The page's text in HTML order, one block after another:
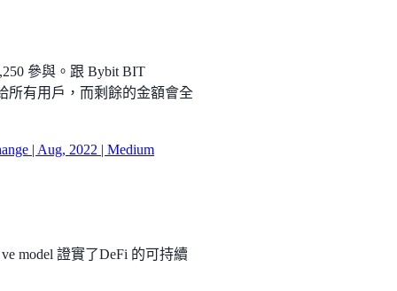
參與。跟 Bybit BIT
所有用戶，而剩餘的金額會全
| Aug, 2022 | Medium
model 證實了DeFi 的可持續